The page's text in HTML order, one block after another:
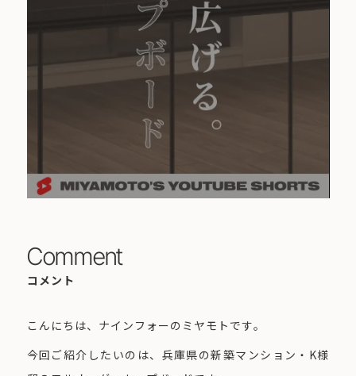
Comment
コメント
こんにちは、ナインフォーのミヤモトです。
今回ご紹介したいのは、兵庫県の新築マンション・K様